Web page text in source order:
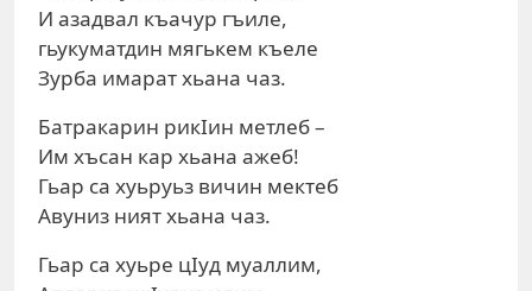
И азадвал къачур гъиле,
гьукуматдин мягькем къеле
Зурба имарат хьана чаз.
Батракарин рикIин метлеб –
Им хъсан кар хьана ажеб!
Гьар са хуьруьз вичин мектеб
Авуниз ният хьана чаз.
Гьар са хуьре цIуд муаллим,